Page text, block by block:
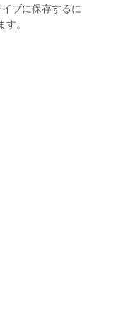
ブに保存するに
。